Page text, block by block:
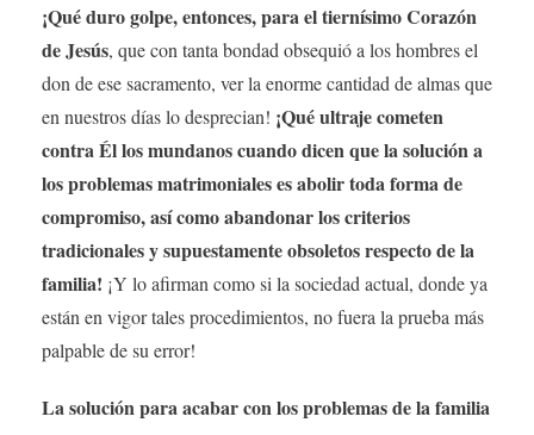
¡Qué duro golpe, entonces, para el tiernísimo Corazón
de Jesús, que con tanta bondad obsequió a los hombres el
don de ese sacramento, ver la enorme cantidad de almas que
en nuestros días lo desprecian! ¡Qué ultraje cometen
contra Él los mundanos cuando dicen que la solución a
los problemas matrimoniales es abolir toda forma de
compromiso, así como abandonar los criterios
tradicionales y supuestamente obsoletos respecto de la
familia! ¡Y lo afirman como si la sociedad actual, donde ya
están en vigor tales procedimientos, no fuera la prueba más
palpable de su error!
La solución para acabar con los problemas de la familia